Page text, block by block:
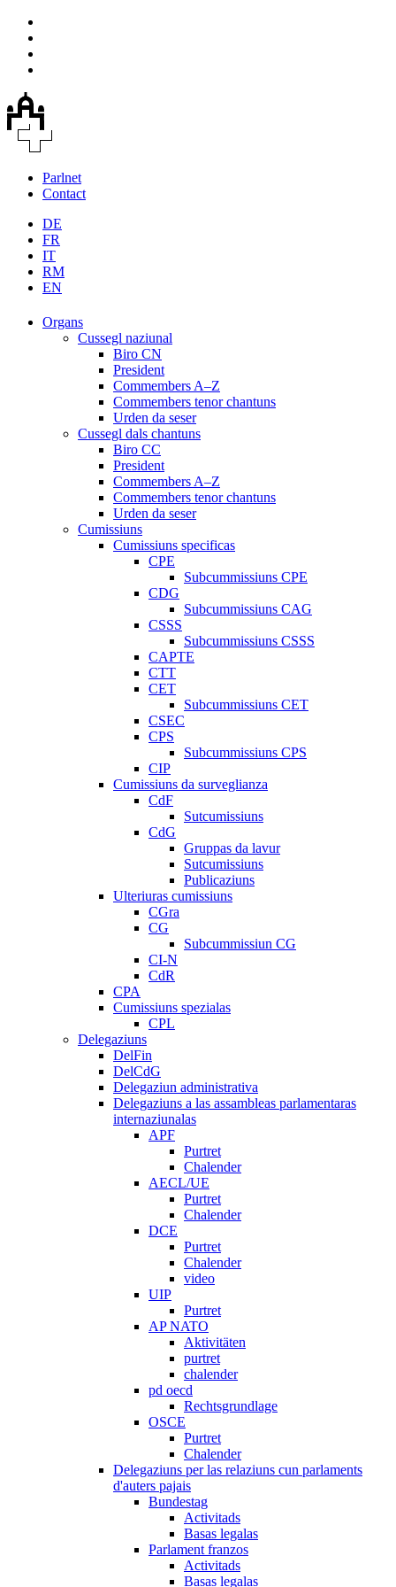
Parlnet
Contact
DE
FR
IT
RM
EN
Organs
Cussegl naziunal
Biro CN
President
Commembers A–Z
Commembers tenor chantuns
Urden da seser
Cussegl dals chantuns
Biro CC
President
Commembers A–Z
Commembers tenor chantuns
Urden da seser
Cumissiuns
Cumissiuns specificas
CPE
Subcummissiuns CPE
CDG
Subcummissiuns CAG
CSSS
Subcummissiuns CSSS
CAPTE
CTT
CET
Subcummissiuns CET
CSEC
CPS
Subcummissiuns CPS
CIP
Cumissiuns da surveglianza
CdF
Sutcumissiuns
CdG
Gruppas da lavur
Sutcumissiuns
Publicaziuns
Ulteriuras cumissiuns
CGra
CG
Subcummissiun CG
CI-N
CdR
CPA
Cumissiuns spezialas
CPL
Delegaziuns
DelFin
DelCdG
Delegaziun administrativa
Delegaziuns a las assambleas parlamentaras
internaziunalas
APF
Purtret
Chalender
AECL/UE
Purtret
Chalender
DCE
Purtret
Chalender
video
UIP
Purtret
AP NATO
Aktivitäten
purtret
chalender
pd oecd
Rechtsgrundlage
OSCE
Purtret
Chalender
Delegaziuns per las relaziuns cun parlaments
d'auters pajais
Bundestag
Activitads
Basas legalas
Parlament franzos
Activitads
Basas legalas